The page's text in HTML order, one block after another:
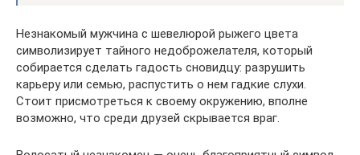
Незнакомый мужчина с шевелюрой рыжего цвета
символизирует тайного недоброжелателя, который
собирается сделать гадость сновидцу: разрушить
карьеру или семью, распустить о нем гадкие слухи.
Стоит присмотреться к своему окружению, вполне
возможно, что среди друзей скрывается враг.